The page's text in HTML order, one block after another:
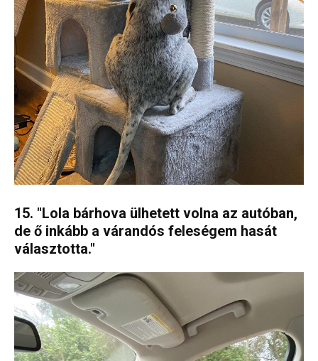
15. "Lola bárhova ülhetett volna az autóban,
de ő inkább a várandós feleségem hasát
választotta."